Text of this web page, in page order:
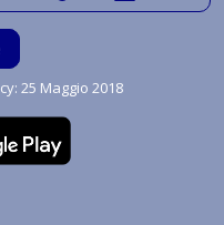
25 Maggio 2018